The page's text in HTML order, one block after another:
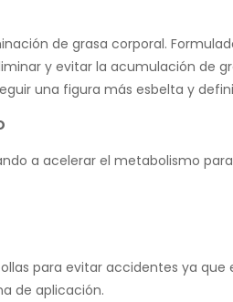
de grasa corporal.
y evitar la acumulación de
una figura más esbelta y
a acelerar el metabolismo
para evitar accidentes ya que
de aplicación.